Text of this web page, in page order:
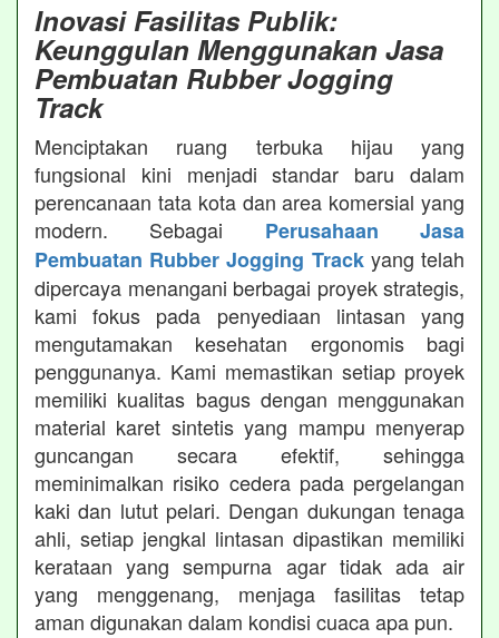
Inovasi Fasilitas Publik:
Keunggulan Menggunakan Jasa
Pembuatan Rubber Jogging
Track
Menciptakan ruang terbuka hijau yang
fungsional kini menjadi standar baru dalam
perencanaan tata kota dan area komersial yang
modern. Sebagai Perusahaan Jasa
Pembuatan Rubber Jogging Trackyang telah
dipercaya menangani berbagai proyek strategis,
kami fokus pada penyediaan lintasan yang
mengutamakan kesehatan ergonomis bagi
penggunanya. Kami memastikan setiap proyek
memiliki kualitas bagus dengan menggunakan
material karet sintetis yang mampu menyerap
guncangan secara efektif, sehingga
meminimalkan risiko cedera pada pergelangan
kaki dan lutut pelari. Dengan dukungan tenaga
ahli, setiap jengkal lintasan dipastikan memiliki
kerataan yang sempurna agar tidak ada air
yang menggenang, menjaga fasilitas tetap
aman digunakan dalam kondisi cuaca apa pun.